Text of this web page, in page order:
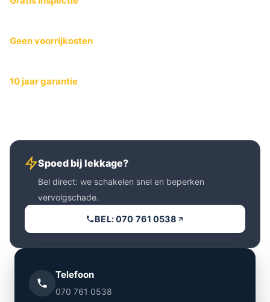
Geen voorrijkosten
10 jaar garantie
Spoed bij lekkage?
Bel direct: we schakelen snel en beperken
vervolgschade.
BEL: 070 761 0538
Telefoon
070 761 0538